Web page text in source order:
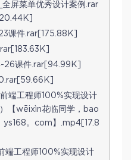
全屏菜单优秀设计案例.rar
课件.rar[175.88K]
26课件.rar[94.99K]
端工程师100%实现设计
【wēixìn花临同学，bao
ys168。com】.mp4[17.8
端工程师100%实现设计